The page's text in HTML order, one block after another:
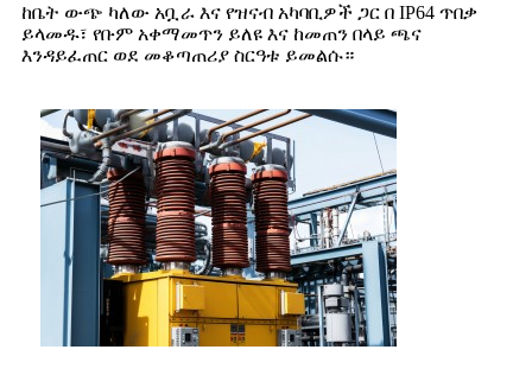
ከቤት ውጭ ካለው አቧራ እና የዝናብ አካባቢዎች ጋር በ IP64 ጥበቃ
ይላመዱ፣ የቡም አቀማመጥን ይለዩ እና ከመጠን በላይ ጫና
እንዳይፈጠር ወደ መቆጣጠሪያ ስርዓቱ ይመልሱ።